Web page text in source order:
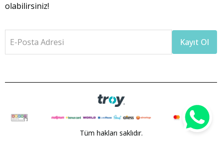
olabilirsiniz!
E-Posta Adresi Kayıt Ol
Tüm hakları saklıdır.